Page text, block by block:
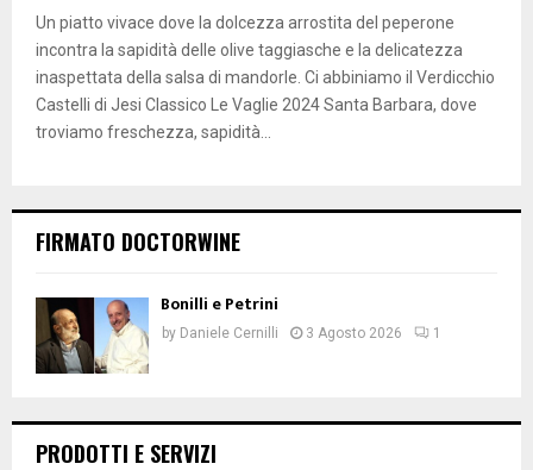
Un piatto vivace dove la dolcezza arrostita del peperone
incontra la sapidità delle olive taggiasche e la delicatezza
inaspettata della salsa di mandorle. Ci abbiniamo il Verdicchio
Castelli di Jesi Classico Le Vaglie 2024 Santa Barbara, dove
troviamo freschezza, sapidità...
FIRMATO DOCTORWINE
Bonilli e Petrini
by Daniele Cernilli 3 Agosto 2026 1
PRODOTTI E SERVIZI